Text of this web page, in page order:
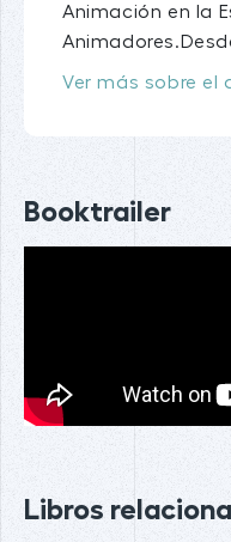
Animación en la
Ver más sobre el
Booktrailer
Libros